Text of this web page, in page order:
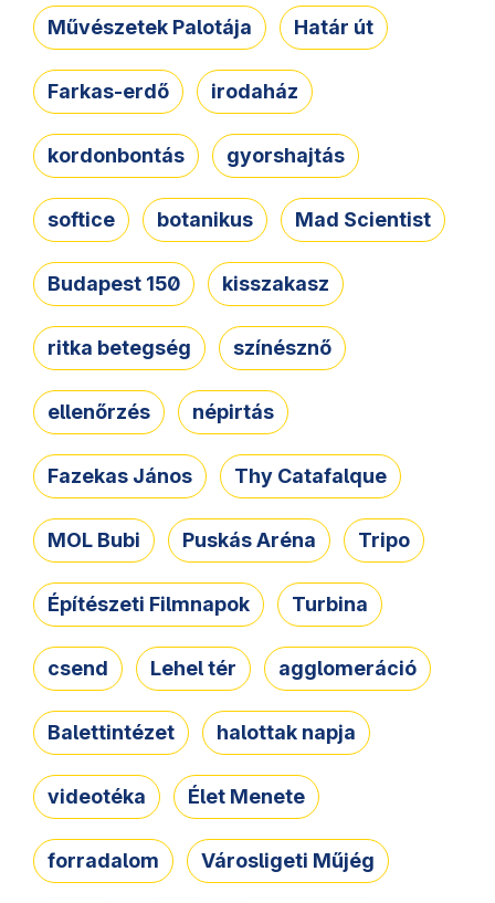
Művészetek Palotája Határ út
Farkas-erdő irodaház
kordonbontás gyorshajtás
softice botanikus Mad Scientist
Budapest 150 kisszakasz
ritka betegség színésznő
ellenőrzés népirtás
Fazekas János Thy Catafalque
MOL Bubi Puskás Aréna Tripo
Építészeti Filmnapok Turbina
csend Lehel tér agglomeráció
Balettintézet halottak napja
videotéka Élet Menete
forradalom Városligeti Műjég